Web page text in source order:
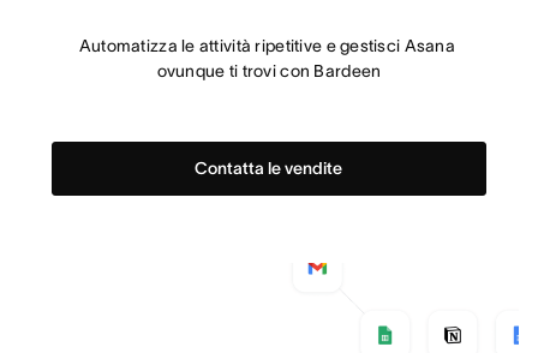
Automatizza le attività ripetitive e gestisci Asana
ovunque ti trovi con Bardeen
Contatta le vendite